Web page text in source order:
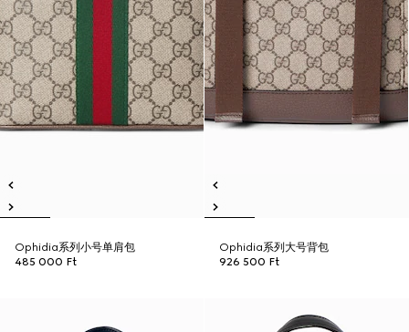
Ophidia系列小号单肩包
485 000 Ft
Ophidia系列大号背包
926 500 Ft